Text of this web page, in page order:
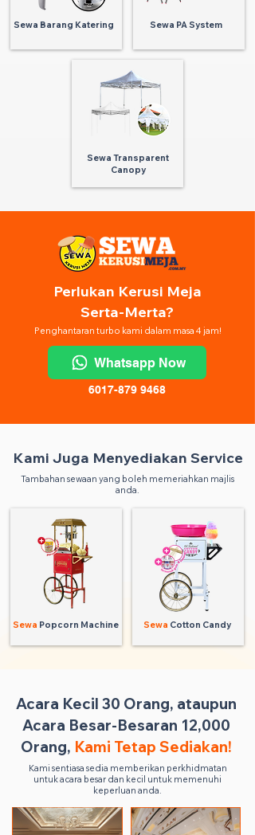
Sewa Barang Katering Sewa PA System
Sewa Transparent
Canopy
Perlukan Kerusi Meja
Serta-Merta?
Penghantaran turbo kami dalam masa 4 jam!
Whatsapp Now
6017-879 9468
Kami Juga Menyediakan Service
Tambahan sewaan yang boleh memeriahkan majlis
anda.
Sewa Popcorn Machine Sewa Cotton Candy
Acara Kecil 30 Orang, ataupun
Acara Besar-Besaran 12,000
Orang, Kami Tetap Sediakan!
Kami sentiasa sedia memberikan perkhidmatan
untuk acara besar dan kecil untuk memenuhi
keperluan anda.